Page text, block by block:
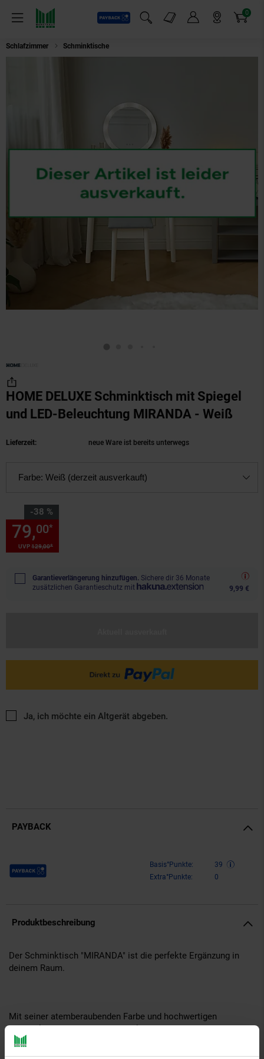
Menü
Payback
Suchfeld einblenden
Markt-Angebote 0
Artikel
Schlafzimmer Schminktische
HOME DELUXE Schminktisch mit Spiegel
und LED-Beleuchtung MIRANDA - Weiß
Lieferzeit: neue Ware ist bereits unterwegs
Farbe: Weiß (derzeit ausverkauft)
-38 %
Sie Sparen 38 Prozent,
UVP129,00*
79,00*
Garantieverlängerung hinzufügen. Sichere dir 36 Monate
zusätzlichen Garantieschutz mit
9,99 €
Ja, ich möchte ein Altgerät abgeben.
PAYBACK
Payback Punkte Basis°Punkte:
39
Extra°Punkte:
0
Produktbeschreibung
Der Schminktisch "MIRANDA" ist die perfekte Ergänzung in
deinem Raum.
Mit seiner atemberaubenden Farbe und hochwertigen
Materialien bietet dieser Schminktisch ein charmantes und
stilvolles Ambiente. Der Tisch besteht aus lackiertem MDF-
Holz, das eine glatte und ansprechende Oberfläche bietet. Mit